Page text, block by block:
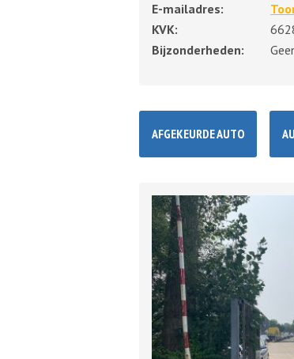
E-mailadres:
KVK:
Bijzonderheden:
AFGEKEURDE AUTO